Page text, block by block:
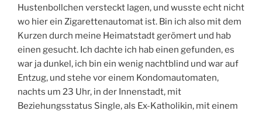
Hustenbollchen versteckt lagen, und wusste echt nicht
wo hier ein Zigarettenautomat ist. Bin ich also mit dem
Kurzen durch meine Heimatstadt gerömert und hab
einen gesucht. Ich dachte ich hab einen gefunden, es
war ja dunkel, ich bin ein wenig nachtblind und war auf
Entzug, und stehe vor einem Kondomautomaten,
nachts um 23 Uhr, in der Innenstadt, mit
Beziehungsstatus Single, als Ex-Katholikin, mit einem